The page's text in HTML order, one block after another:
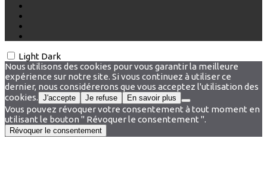
Light Dark
Nous utilisons des cookies pour vous garantir la meilleure
expérience sur notre site. Si vous continuez à utiliser ce
dernier, nous considérerons que vous acceptez l'utilisation des
cookies. J'accepte Je refuse En savoir plus
Vous pouvez révoquer votre consentement à tout moment en
utilisant le bouton " Révoquer le consentement ".
Révoquer le consentement